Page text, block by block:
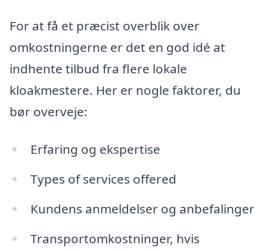
For at få et præcist overblik over
omkostningerne er det en god idé at
indhente tilbud fra flere lokale
kloakmestere. Her er nogle faktorer, du
bør overveje:
Erfaring og ekspertise
Types of services offered
Kundens anmeldelser og anbefalinger
Transportomkostninger, hvis